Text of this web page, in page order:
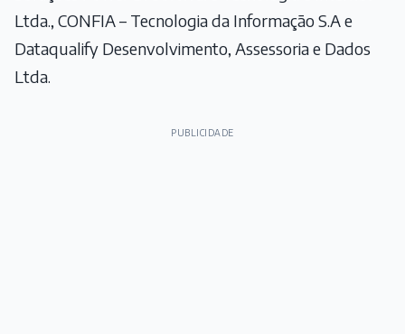
Ltda., CONFIA – Tecnologia da Informação S.A e
Dataqualify Desenvolvimento, Assessoria e Dados
Ltda.
PUBLICIDADE